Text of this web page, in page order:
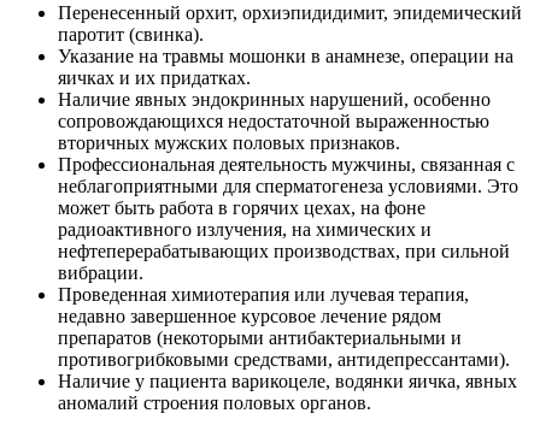
Перенесенный орхит, орхиэпидидимит, эпидемический
паротит (свинка).
Указание на травмы мошонки в анамнезе, операции на
яичках и их придатках.
Наличие явных эндокринных нарушений, особенно
сопровождающихся недостаточной выраженностью
вторичных мужских половых признаков.
Профессиональная деятельность мужчины, связанная с
неблагоприятными для сперматогенеза условиями. Это
может быть работа в горячих цехах, на фоне
радиоактивного излучения, на химических и
нефтеперерабатывающих производствах, при сильной
вибрации.
Проведенная химиотерапия или лучевая терапия,
недавно завершенное курсовое лечение рядом
препаратов (некоторыми антибактериальными и
противогрибковыми средствами, антидепрессантами).
Наличие у пациента варикоцеле, водянки яичка, явных
аномалий строения половых органов.